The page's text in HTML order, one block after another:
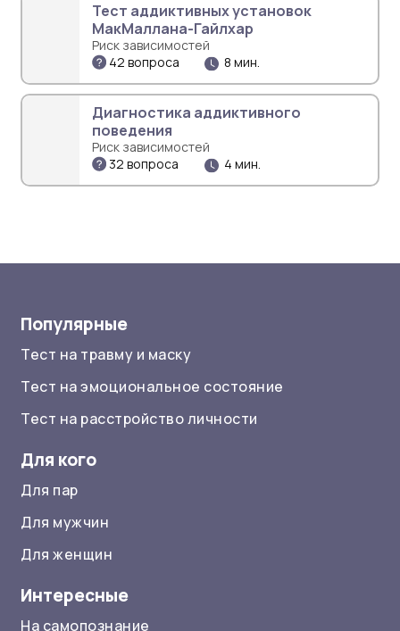
Тест аддиктивных установок
МакМаллана-Гайлхар
Риск зависимостей
42 вопроса
8 мин.
Диагностика аддиктивного
поведения
Риск зависимостей
32 вопроса
4 мин.
Популярные
Тест на травму и маску
Тест на эмоциональное состояние
Тест на расстройство личности
Для кого
Для пар
Для мужчин
Для женщин
Интересные
На самопознание